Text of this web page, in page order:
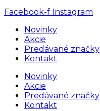
Facebook-f Instagram
Novinky
Akcie
Predávané značky
Kontakt
Novinky
Akcie
Predávané značky
Kontakt